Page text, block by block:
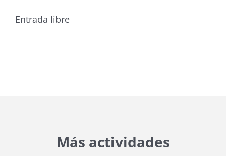
Entrada libre
Más actividades